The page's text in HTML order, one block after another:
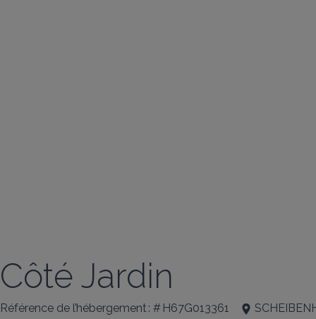
Côté Jardin
Référence de l’hébergement : # H67G013361